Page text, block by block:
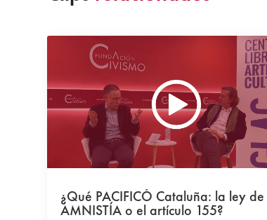
¿Qué PACIFICÓ Cataluña: la ley de
AMNISTÍA o el artículo 155?